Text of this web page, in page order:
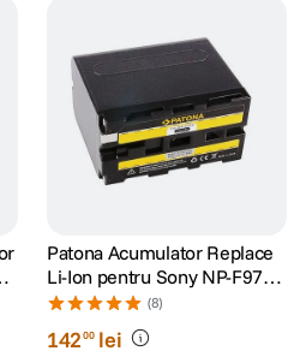
Patona Acumulator Replace
Li-Ion pentru Sony NP-F970
6600 mAh 7.2V
(8)
14200 lei